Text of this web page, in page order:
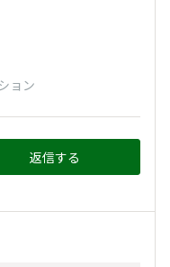
ョン
返信する